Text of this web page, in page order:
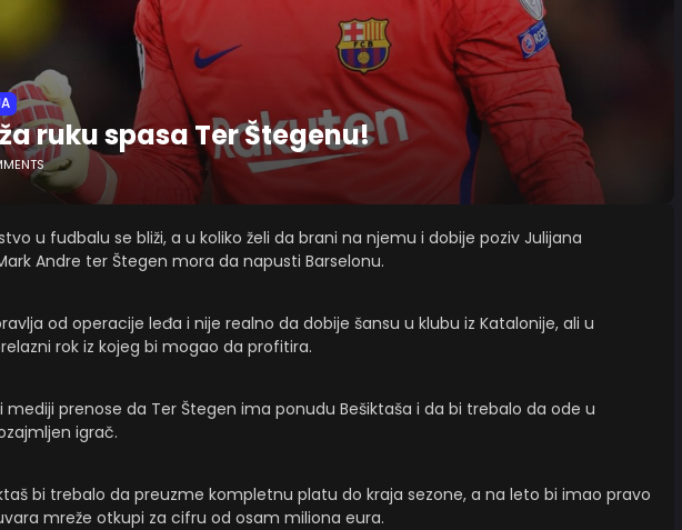
ruku spasa Ter Štegenu!
u fudbalu se bliži, a u koliko želi da brani na njemu i dobije poziv Julijana
Andre ter Štegen mora da napusti Barselonu.
od operacije leđa i nije realno da dobije šansu u klubu iz Katalonije, ali u
rok iz kojeg bi mogao da profitira.
mediji prenose da Ter Štegen ima ponudu Bešiktaša i da bi trebalo da ode u
igrač.
bi trebalo da preuzme kompletnu platu do kraja sezone, a na leto bi imao pravo
mreže otkupi za cifru od osam miliona eura.